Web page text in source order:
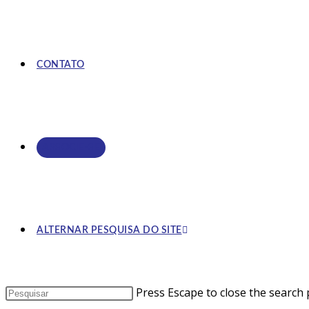
CONTATO
ALTERNAR PESQUISA DO SITE
Press Escape to close the search